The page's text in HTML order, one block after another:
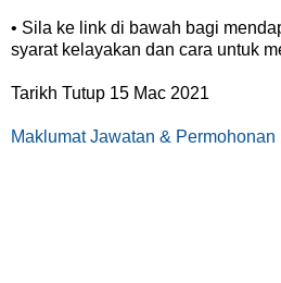
• Sila ke link di bawah bagi
syarat kelayakan dan cara untuk
Tarikh Tutup 15 Mac 2021
Maklumat Jawatan & Permohonan